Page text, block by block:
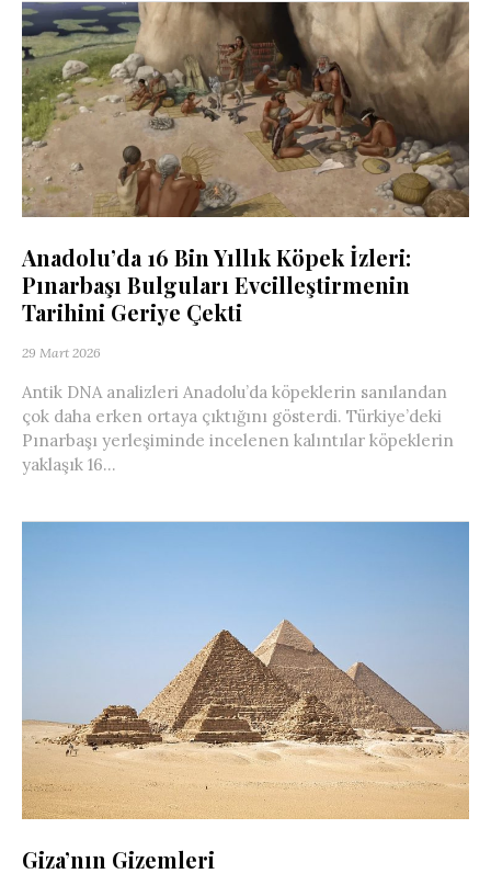
Anadolu’da 16 Bin Yıllık Köpek İzleri:
Pınarbaşı Bulguları Evcilleştirmenin
Tarihini Geriye Çekti
29 Mart 2026
Antik DNA analizleri Anadolu’da köpeklerin sanılandan
çok daha erken ortaya çıktığını gösterdi. Türkiye’deki
Pınarbaşı yerleşiminde incelenen kalıntılar köpeklerin
yaklaşık 16...
Giza’nın Gizemleri